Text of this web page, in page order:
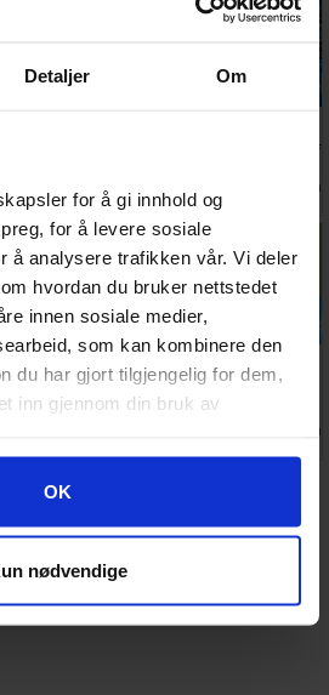
Detaljer Om
for å gi innhold og
for å levere sosiale
å analysere trafikken vår. Vi deler
hvordan du bruker nettstedet
innen sosiale medier,
som kan kombinere den
du har gjort tilgjengelig for dem,
inn gjennom din bruk av
for personvern
OK
nødvendige
Legg i handlekurven
Revised Ed.
1 399,- lager:2
Legg i
Adventures of
892,- Antall på
Legg i handlekurven
SAS Rogue
Regiment
Brettspill
Legg i
30%
Pentris
Brettspill
Antall på